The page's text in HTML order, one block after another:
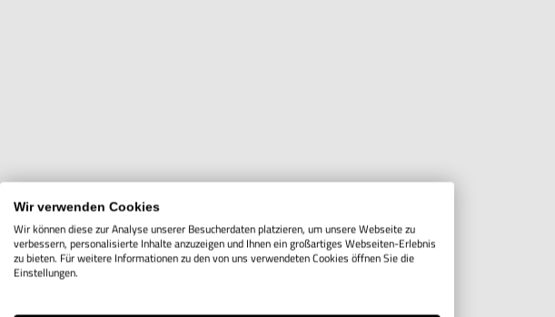
Wir verwenden Cookies
Wir können diese zur Analyse unserer Besucherdaten platzieren, um unsere Webseite zu
verbessern, personalisierte Inhalte anzuzeigen und Ihnen ein großartiges Webseiten-Erlebnis
zu bieten. Für weitere Informationen zu den von uns verwendeten Cookies öffnen Sie die
Einstellungen.